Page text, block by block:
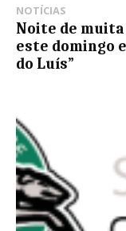
NOTÍCIAS
Noite de muita
este domingo
do Luís”